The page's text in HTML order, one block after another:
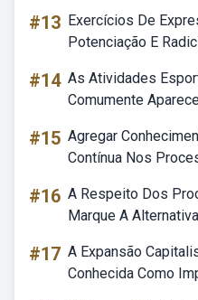
#13 Exercícios De
Potenciação E
#14 As Atividades
Comumente
#15 Agregar
Contínua Nos
#16 A Respeito Dos
Marque A
#17 A Expansão
Conhecida Como